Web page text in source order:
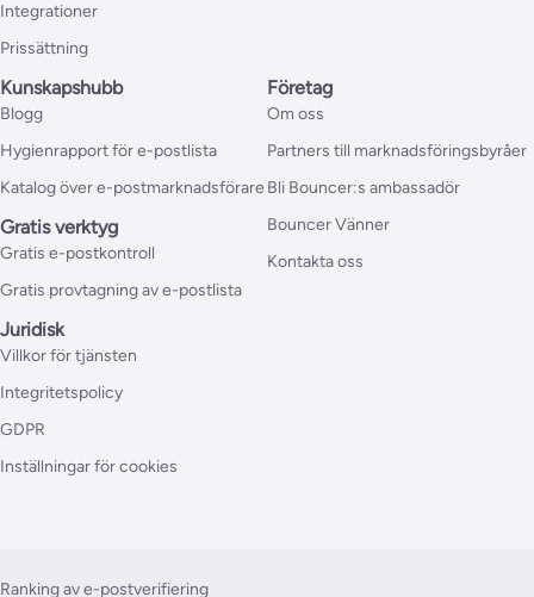
Integrationer
Prissättning
Kunskapshubb
Blogg
Hygienrapport för e-postlista
Katalog över e-postmarknadsförare
Gratis verktyg
Gratis e-postkontroll
Gratis provtagning av e-postlista
Företag
Om oss
Partners till marknadsföringsbyråer
Bli Bouncer:s ambassadör
Bouncer Vänner
Kontakta oss
Juridisk
Villkor för tjänsten
Integritetspolicy
GDPR
Inställningar för cookies
Ranking av e-postverifiering